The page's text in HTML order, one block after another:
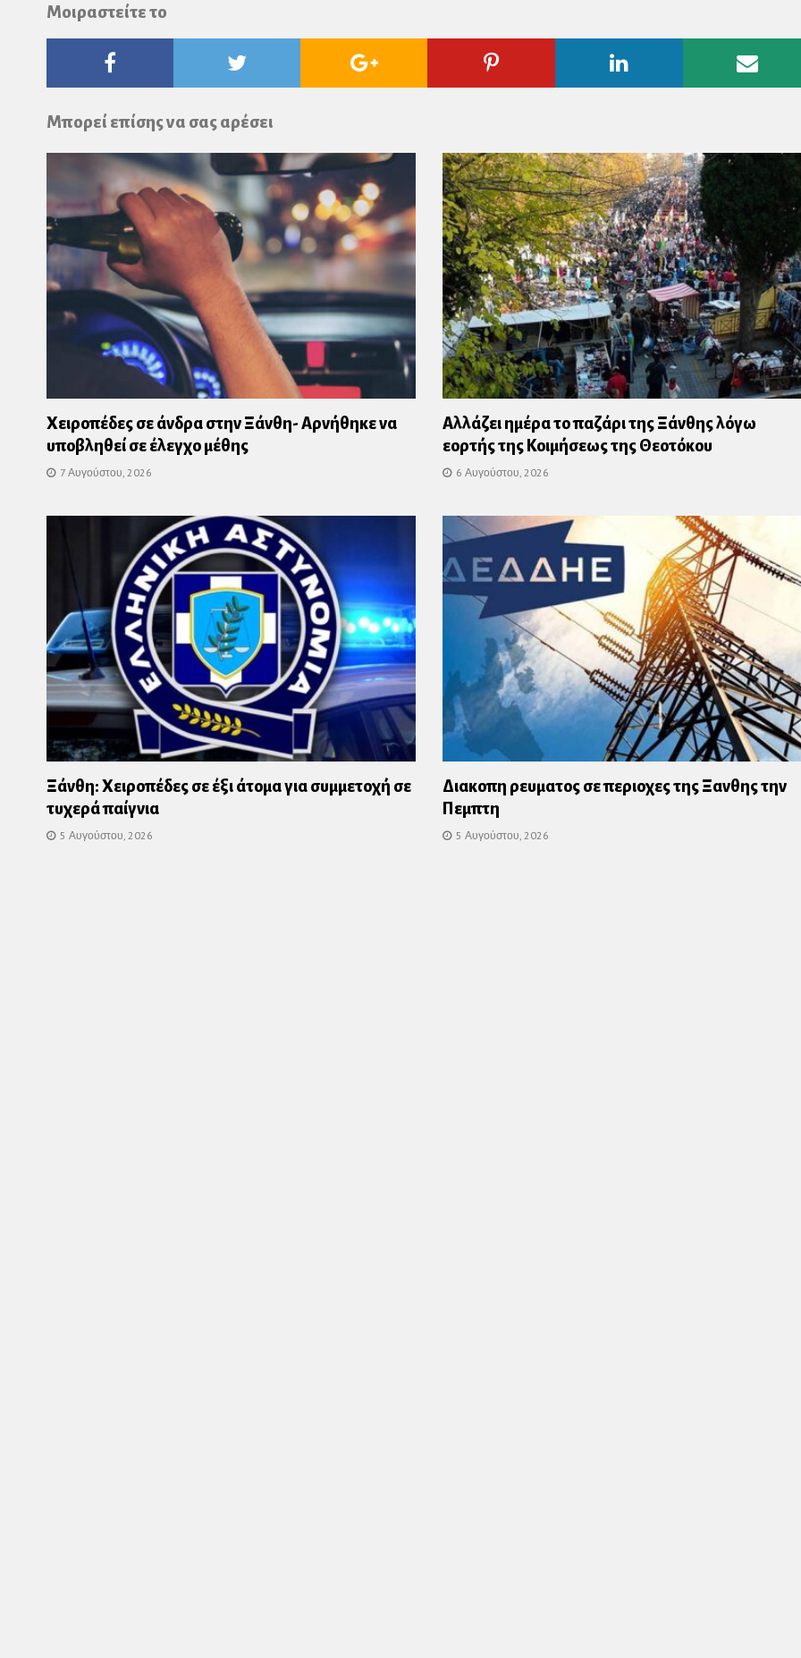
Μοιραστείτε το
Twitter
Google
Pinterest Linkedin
Μπορεί επίσης να σας αρέσει
Χειροπέδες σε άνδρα στην Ξάνθη- Αρνήθηκε να
υποβληθεί σε έλεγχο μέθης
7 Αυγούστου, 2026
Αλλάζει ημέρα το παζάρι της Ξάνθης λόγω
εορτής της Κοιμήσεως της Θεοτόκου
6 Αυγούστου, 2026
Ξάνθη: Χειροπέδες σε έξι άτομα για συμμετοχή σε
τυχερά παίγνια
5 Αυγούστου, 2026
Διακοπη ρευματος σε περιοχες της Ξανθης την
Πεμπτη
5 Αυγούστου, 2026